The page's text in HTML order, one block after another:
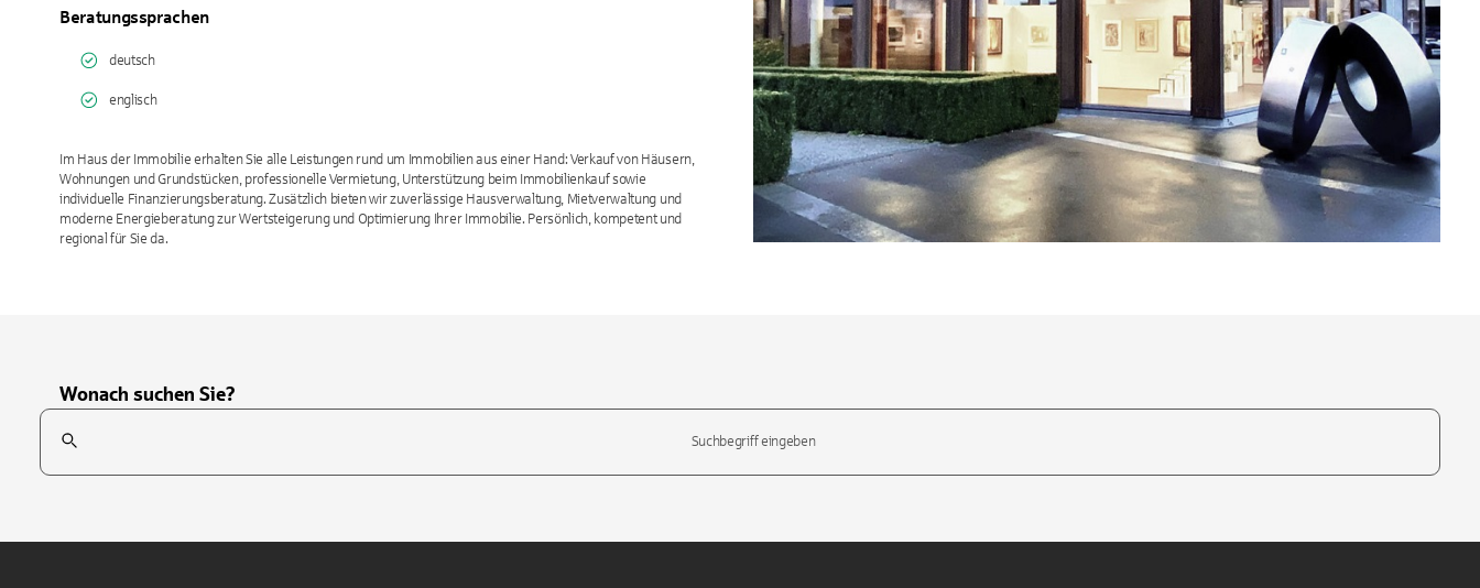
Beratungssprachen
deutsch
englisch
Im Haus der Immobilie erhalten Sie alle Leistungen rund um Immobilien aus einer Hand: Verkauf von Häusern,
Wohnungen und Grundstücken, professionelle Vermietung, Unterstützung beim Immobilienkauf sowie
individuelle Finanzierungsberatung. Zusätzlich bieten wir zuverlässige Hausverwaltung, Mietverwaltung und
moderne Energieberatung zur Wertsteigerung und Optimierung Ihrer Immobilie. Persönlich, kompetent und
Wonach suchen Sie?
Suchfeld